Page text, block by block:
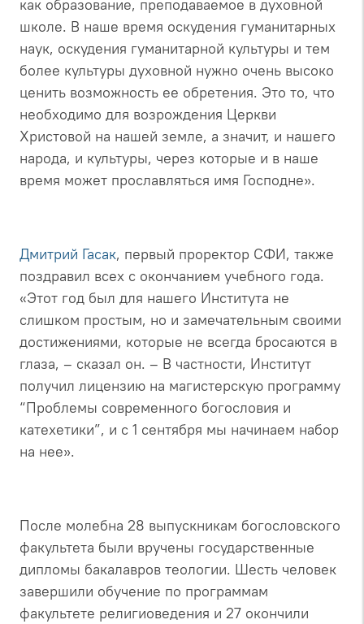
как образование, преподаваемое в духовной
школе. В наше время оскудения гуманитарных
наук, оскудения гуманитарной культуры и тем
более культуры духовной нужно очень высоко
ценить возможность ее обретения. Это то, что
необходимо для возрождения Церкви
Христовой на нашей земле, а значит, и нашего
народа, и культуры, через которые и в наше
время может прославляться имя Господне».
Дмитрий Гасак, первый проректор СФИ, также
поздравил всех с окончанием учебного года.
«Этот год был для нашего Института не
слишком простым, но и замечательным своими
достижениями, которые не всегда бросаются в
глаза, – сказал он. – В частности, Институт
получил лицензию на магистерскую программу
“Проблемы современного богословия и
катехетики”, и с 1 сентября мы начинаем набор
на нее».
После молебна 28 выпускникам богословского
факультета были вручены государственные
дипломы бакалавров теологии. Шесть человек
завершили обучение по программам
факультете религиоведения и 27 окончили